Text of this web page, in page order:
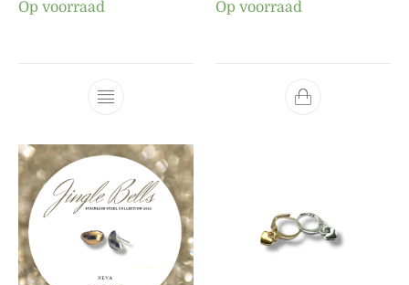
Op voorraad
Dit product heeft meerdere variaties.
Op voorraad